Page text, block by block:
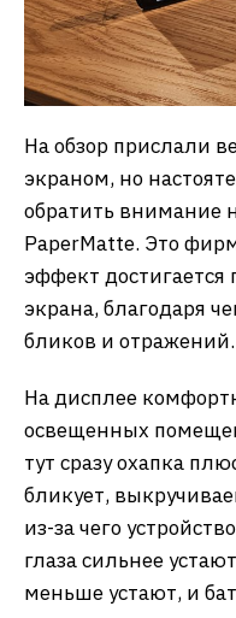
На обзор прислали
экраном, но
обратить внимание
PaperMatte. Это
эффект
экрана, благодаря
бликов и отражений.
На дисплее
освещенных
тут сразу охапка
бликует,
из-за чего
глаза сильнее
меньше устают, и